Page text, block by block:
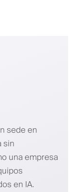
sede en
sin
una empresa
en IA.